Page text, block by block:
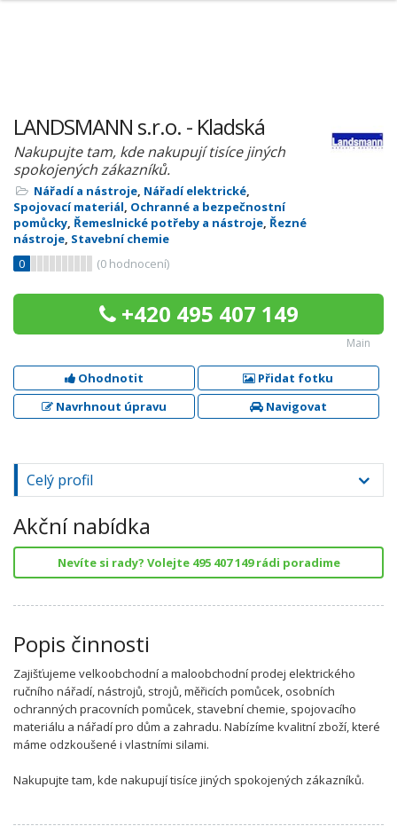
LANDSMANN s.r.o. - Kladská
Nakupujte tam, kde nakupují tisíce jiných
spokojených zákazníků.
Nářadí a nástroje, Nářadí elektrické,
Spojovací materiál, Ochranné a bezpečnostní
pomůcky, Řemeslnické potřeby a nástroje, Řezné
nástroje, Stavební chemie
0
(0 hodnocení)
+420 495 407 149
Main
Ohodnotit
Přidat fotku
Navrhnout úpravu
Navigovat
Celý profil
Akční nabídka
Nevíte si rady? Volejte 495 407 149 rádi poradime
Popis činnosti
Zajišťujeme velkoobchodní a maloobchodní prodej elektrického
ručního nářadí, nástrojů, strojů, měřicích pomůcek, osobních
ochranných pracovních pomůcek, stavební chemie, spojovacího
materiálu a nářadí pro dům a zahradu. Nabízíme kvalitní zboží, které
máme odzkoušené i vlastními silami.
Nakupujte tam, kde nakupují tisíce jiných spokojených zákazníků.